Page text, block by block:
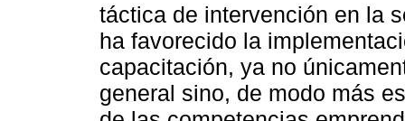
táctica de intervención en la
ha favorecido la
capacitación, ya no
general sino, de modo más